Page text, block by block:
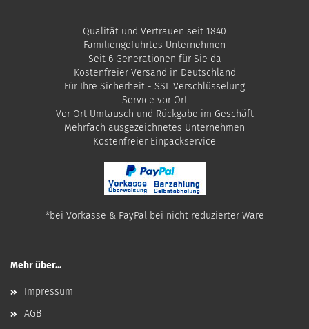
Qualität und Vertrauen seit 1840
Familiengeführtes Unternehmen
Seit 6 Generationen für Sie da
Kostenfreier Versand in Deutschland
Für Ihre Sicherheit - SSL Verschlüsselung
Service vor Ort
Vor Ort Umtausch und Rückgabe im Geschäft
Mehrfach ausgezeichnetes Unternehmen
​Kostenfreier Einpackservice
*bei Vorkasse & PayPal bei nicht reduzierter Ware
Mehr über...
Impressum
AGB